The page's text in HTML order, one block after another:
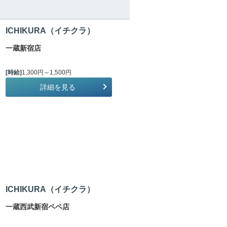
ICHIKURA（イチクラ）
一蔵新宿店
[時給] 1,300円～1,500円
詳細を見る
ICHIKURA（イチクラ）
一蔵西武新宿ペペ店